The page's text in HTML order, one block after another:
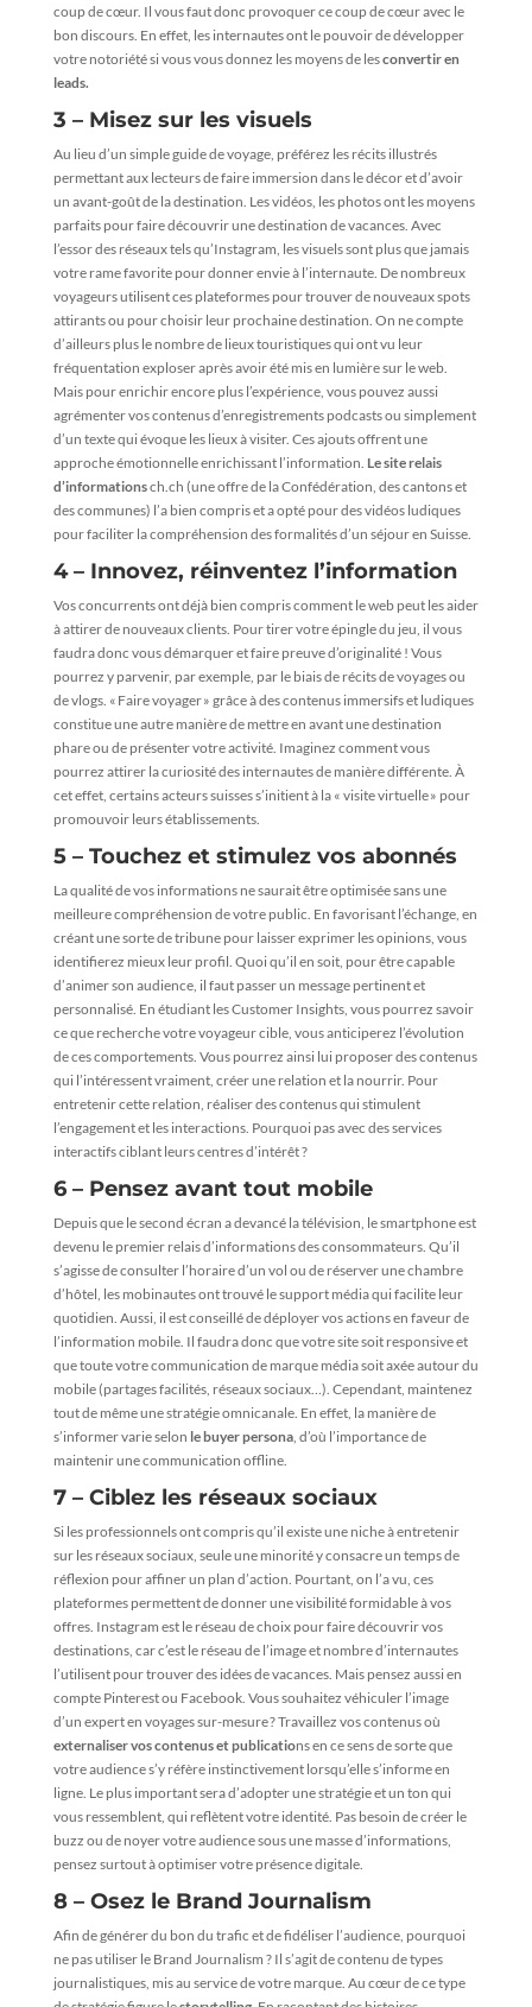
coup de cœur. Il vous faut donc provoquer ce coup de cœur avec le
bon discours. En effet, les internautes ont le pouvoir de développer
votre notoriété si vous vous donnez les moyens de lesconvertir en
leads.
3 – Misez sur les visuels
Au lieu d’un simple guide de voyage, préférez les récits illustrés
permettant aux lecteurs de faire immersion dans le décor et d’avoir
un avant-goût de la destination. Les vidéos, les photos ont les moyens
parfaits pour faire découvrir une destination de vacances. Avec
l’essor des réseaux tels qu’Instagram, les visuels sont plus que jamais
votre rame favorite pour donner envie à l’internaute. De nombreux
voyageurs utilisent ces plateformes pour trouver de nouveaux spots
attirants ou pour choisir leur prochaine destination. On ne compte
d’ailleurs plus le nombre de lieux touristiques qui ont vu leur
fréquentation exploser après avoir été mis en lumière sur le web.
Mais pour enrichir encore plus l’expérience, vous pouvez aussi
agrémenter vos contenus d’enregistrements podcasts ou simplement
d’un texte qui évoque les lieux à visiter. Ces ajouts offrent une
approche émotionnelle enrichissant l’information. Le site relais
d’informationsch.ch (une offre de la Confédération, des cantons et
des communes) l’a bien compris et a opté pour des vidéos ludiques
pour faciliter la compréhension des formalités d’un séjour en Suisse.
4 – Innovez, réinventez l’information
Vos concurrents ont déjà bien compris comment le web peut les aider
à attirer de nouveaux clients. Pour tirer votre épingle du jeu, il vous
faudra donc vous démarquer et faire preuve d’originalité ! Vous
pourrez y parvenir, par exemple, par le biais de récits de voyages ou
de vlogs. « Faire voyager » grâce à des contenus immersifs et ludiques
constitue une autre manière de mettre en avant une destination
phare ou de présenter votre activité. Imaginez comment vous
pourrez attirer la curiosité des internautes de manière différente. À
cet effet, certains acteurs suisses s’initient à la « visite virtuelle » pour
promouvoir leurs établissements.
5 – Touchez et stimulez vos abonnés
La qualité de vos informations ne saurait être optimisée sans une
meilleure compréhension de votre public. En favorisant l’échange, en
créant une sorte de tribune pour laisser exprimer les opinions, vous
identifierez mieux leur profil. Quoi qu’il en soit, pour être capable
d’animer son audience, il faut passer un message pertinent et
personnalisé. En étudiant les Customer Insights, vous pourrez savoir
ce que recherche votre voyageur cible, vous anticiperez l’évolution
de ces comportements. Vous pourrez ainsi lui proposer des contenus
qui l’intéressent vraiment, créer une relation et la nourrir. Pour
entretenir cette relation, réaliser des contenus qui stimulent
l’engagement et les interactions. Pourquoi pas avec des services
interactifs ciblant leurs centres d’intérêt ?
6 – Pensez avant tout mobile
Depuis que le second écran a devancé la télévision, le smartphone est
devenu le premier relais d’informations des consommateurs. Qu’il
s’agisse de consulter l’horaire d’un vol ou de réserver une chambre
d’hôtel, les mobinautes ont trouvé le support média qui facilite leur
quotidien. Aussi, il est conseillé de déployer vos actions en faveur de
l’information mobile. Il faudra donc que votre site soit responsive et
que toute votre communication de marque média soit axée autour du
mobile (partages facilités, réseaux sociaux…). Cependant, maintenez
tout de même une stratégie omnicanale. En effet, la manière de
s’informer varie selon le buyer persona, d’où l’importance de
maintenir une communication offline.
7 – Ciblez les réseaux sociaux
Si les professionnels ont compris qu’il existe une niche à entretenir
sur les réseaux sociaux, seule une minorité y consacre un temps de
réflexion pour affiner un plan d’action. Pourtant, on l’a vu, ces
plateformes permettent de donner une visibilité formidable à vos
offres. Instagram est le réseau de choix pour faire découvrir vos
destinations, car c’est le réseau de l’image et nombre d’internautes
l’utilisent pour trouver des idées de vacances. Mais pensez aussi en
compte Pinterest ou Facebook. Vous souhaitez véhiculer l’image
d’un expert en voyages sur-mesure ? Travaillez vos contenus où
externaliser vos contenus et publications en ce sens de sorte que
votre audience s’y réfère instinctivement lorsqu’elle s’informe en
ligne. Le plus important sera d’adopter une stratégie et un ton qui
vous ressemblent, qui reflètent votre identité. Pas besoin de créer le
buzz ou de noyer votre audience sous une masse d’informations,
pensez surtout à optimiser votre présence digitale.
8 – Osez le Brand Journalism
Afin de générer du bon du trafic et de fidéliser l’audience, pourquoi
ne pas utiliser le Brand Journalism ? Il s’agit de contenu de types
journalistiques, mis au service de votre marque. Au cœur de ce type